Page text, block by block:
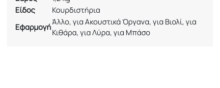
Είδος
Κουρδιστήρια
Εφαρμογή
Άλλο, για Ακουστικά Όργανα, για Βιολί, για
Κιθάρα, για Λύρα, για Μπάσο